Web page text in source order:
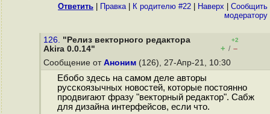
Ответить Правка| К родителю #22 Наверх
Cообщить
модератору
126. "Релиз векторного редактора
Akira 0.0.14"
+2
+ / –
Сообщение от Аноним (126), 27-Апр-21, 10:30
Ебобо здесь на самом деле авторы
русскоязычных новостей, которые постоянно
продвигают фразу "векторный редактор". Сабж
для дизайна интерфейсов, если что.